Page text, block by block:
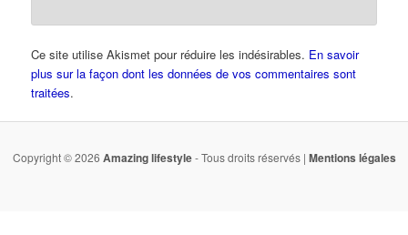
Ce site utilise Akismet pour réduire les indésirables. En savoir
plus sur la façon dont les données de vos commentaires sont
traitées.
Copyright © 2026 Amazing lifestyle- Tous droits réservés | Mentions légales